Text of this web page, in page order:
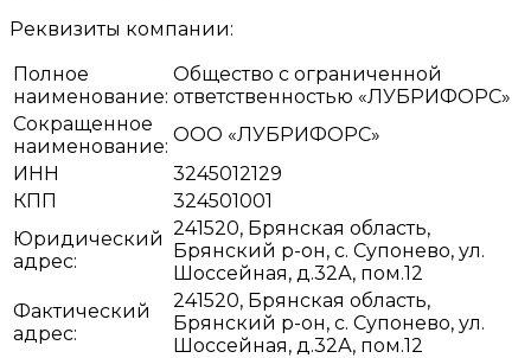
Реквизиты компании:
Полное
наименование:
Общество с ограниченной
ответственностью «ЛУБРИФОРС»
Сокращенное
наименование:
ООО «ЛУБРИФОРС»
ИНН
3245012129
КПП
324501001
Юридический
адрес:
241520, Брянская область,
Брянский р-он, с. Супонево, ул.
Шоссейная, д.32А, пом.12
Фактический
адрес:
241520, Брянская область,
Брянский р-он, с. Супонево, ул.
Шоссейная, д.32А, пом.12